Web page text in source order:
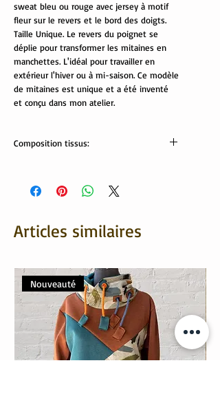
sweat bleu ou rouge avec jersey à motif
fleur sur le revers et le bord des doigts.
Taille Unique. Le revers du poignet se
déplie pour transformer les mitaines en
manchettes. L'idéal pour travailler en
extérieur l'hiver ou à mi-saison. Ce modèle
de mitaines est unique et a été inventé
et conçu dans mon atelier.
Composition tissus:
Revers: 95% coton, 5% élasthanne
Articles similaires
Nouveauté